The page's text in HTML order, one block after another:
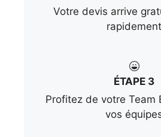
Votre devis arrive
rapidement
ÉTAPE 3
Profitez de votre Team
vos